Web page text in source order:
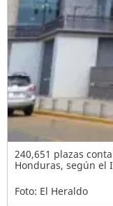
240,651 plazas
Honduras, según el
Foto: El Heraldo